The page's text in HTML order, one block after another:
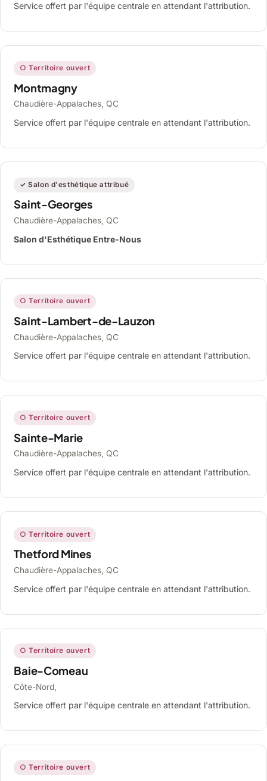
Service offert par l'équipe centrale en attendant l'attribution.
○ Territoire ouvert
Montmagny
Chaudière-Appalaches, QC
Service offert par l'équipe centrale en attendant l'attribution.
✓ Salon d'esthétique attribué
Saint-Georges
Chaudière-Appalaches, QC
Salon d'Esthétique Entre-Nous
○ Territoire ouvert
Saint-Lambert-de-Lauzon
Chaudière-Appalaches, QC
Service offert par l'équipe centrale en attendant l'attribution.
○ Territoire ouvert
Sainte-Marie
Chaudière-Appalaches, QC
Service offert par l'équipe centrale en attendant l'attribution.
○ Territoire ouvert
Thetford Mines
Chaudière-Appalaches, QC
Service offert par l'équipe centrale en attendant l'attribution.
○ Territoire ouvert
Baie-Comeau
Côte-Nord,
Service offert par l'équipe centrale en attendant l'attribution.
○ Territoire ouvert